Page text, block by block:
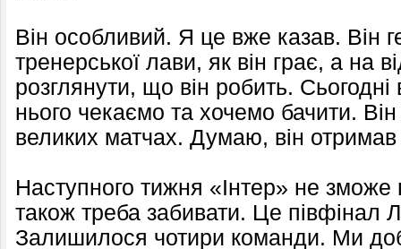
Він особливий. Я це вже казав. Він
тренерської лави, як він грає, а на
розглянути, що він робить. Сьогодні
нього чекаємо та хочемо бачити.
великих матчах. Думаю, він
Наступного тижня «Інтер» не зможе
також треба забивати. Це півфінал
Залишилося чотири команди. Ми